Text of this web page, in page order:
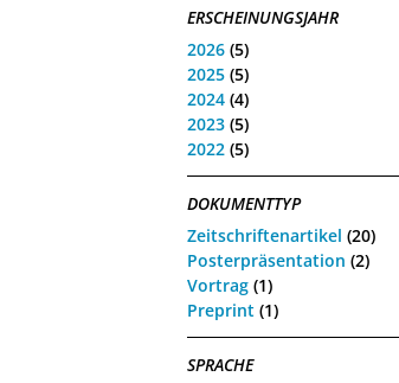
ERSCHEINUNGSJAHR
2026 (5)
2025 (5)
2024 (4)
2023 (5)
2022 (5)
DOKUMENTTYP
Zeitschriftenartikel (20)
Posterpräsentation (2)
Vortrag (1)
Preprint (1)
SPRACHE